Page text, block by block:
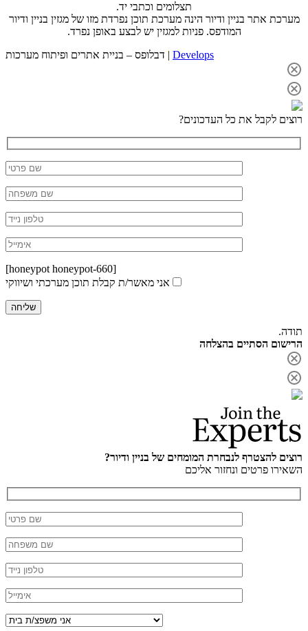
תצלומים וכתבי יד.
מערכת אתר בניין ודיור הינה מערכת תוכן נפרדת מזו של מגזין בניין ודיור
המודפס. פניות למגזין יש לבצע באופן נפרד.
דבלופס – בניית אתרים ופיתוח מערכות | Develops
רוצים לקבל את כל העדכונים?
[honeypot honeypot-660]
אני מאשר/ת קבלת תוכן מערכתי ושיווקי
תודה.
הרישום הסתיים בהצלחה
רוצים להצטרף לנבחרת המומחים של בניין ודיור?
השאירו פרטים ונחזור אליכם